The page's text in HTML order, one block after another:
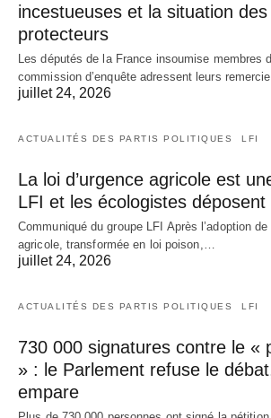
incestueuses et la situation
protecteurs
Les députés de la France insoumise membres
commission d’enquête adressent leurs
juillet 24, 2026
ACTUALITÉS DES PARTIS POLITIQUES LFI
La loi d’urgence agricole est
LFI et les écologistes déposent
Communiqué du groupe LFI Après l’adoption de
agricole, transformée en loi poison,…
juillet 24, 2026
ACTUALITÉS DES PARTIS POLITIQUES LFI
730 000 signatures contre le «
» : le Parlement refuse le
empare